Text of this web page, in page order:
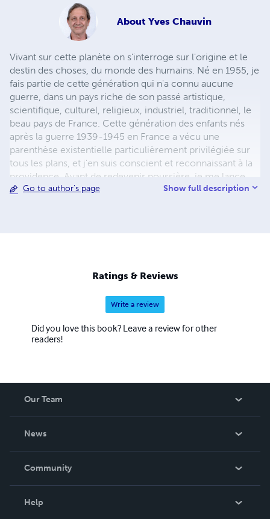
About Yves Chauvin
Vivant sur cette planète on s'interroge sur l'origine et le
destin des choses, du monde des humains. Né en 1955, je
fais partie de cette génération qui n'a connu aucune
guerre, dans un pays riche de son passé artistique,
scientifique, culturel, religieux, industriel, traditionnel, le
beau pays de France. Cette génération des enfants nés
après la guerre 1939-1945 en France a vécu une
parenthèse existentielle particulièrement privilégiée sur
tous les plans, et j'en suis conscient et reconnaissant à la
providence. Avant de redevenir poussière, je me lance
dans l'écriture pour laisser un modeste témoignage, une
j'écris pour exister et allumer le phare de la conscience.
Go to author's page Show full description
Ratings & Reviews
Write a review
Did you love this book? Leave a review for other
readers!
Our Team
News
In The News
Community
Help